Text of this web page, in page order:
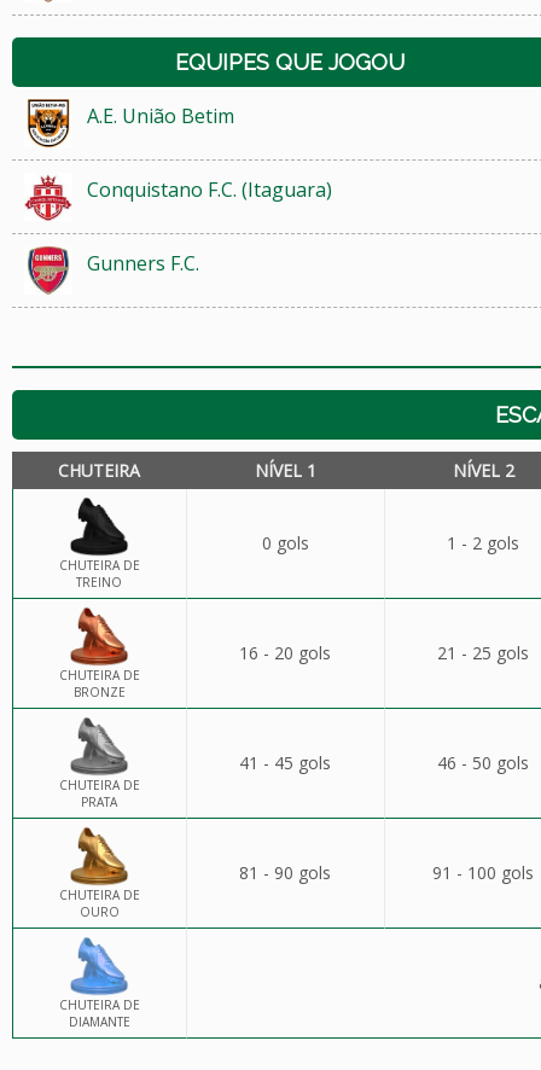
EQUIPES QUE JOGOU
A.E. União Betim
Conquistano F.C. (Itaguara)
Gunners F.C.
CHUTEIRA NÍVEL 1 NÍVEL 2
CHUTEIRA DE
TREINO
0 gols 1 - 2 gols
CHUTEIRA DE
BRONZE
16 - 20 gols 21 - 25 gols
CHUTEIRA DE
PRATA
41 - 45 gols 46 - 50 gols
CHUTEIRA DE
OURO
81 - 90 gols 91 - 100 gols
CHUTEIRA DE
DIAMANTE